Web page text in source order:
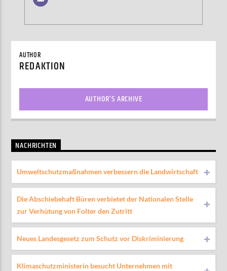
AUTHOR
REDAKTION
AUTHOR'S ARCHIVE
NACHRICHTEN
Umweltschutzmaßnahmen verbessern die Landwirtschaft
Die Abschiebehaft Büren verbietet der Nationalen Stelle
zur Verhütung von Folter den Zutritt
Neues Landesgesetz zum Schutz vor Diskriminierung
Klimaschutzministerin besucht Unternehmen mit